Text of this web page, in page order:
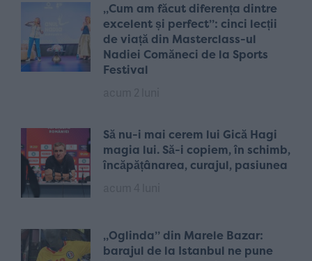
„Cum am făcut diferența dintre
excelent și perfect”: cinci lecții
de viață din Masterclass-ul
Nadiei Comăneci de la Sports
Festival
Să nu-i mai cerem lui Gică Hagi
magia lui. Să-i copiem, în schimb,
încăpățânarea, curajul, pasiunea
„Oglinda” din Marele Bazar:
barajul de la Istanbul ne pune